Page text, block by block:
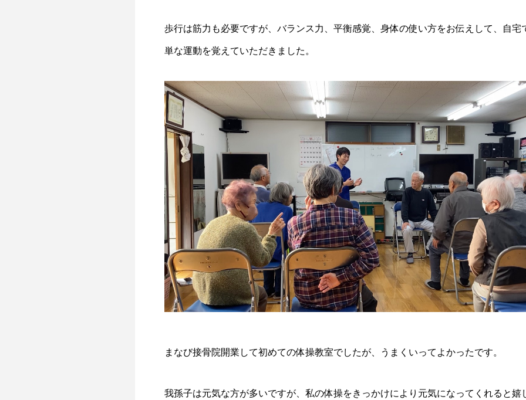
歩行は筋力も必要ですが、バランス力、平衡感覚、身体の使い方をお伝えして、自宅
単な運動を覚えていただきました。
まなび接骨院開業して初めての体操教室でしたが、うまくいってよかったです。
我孫子は元気な方が多いですが、私の体操をきっかけにより元気になってくれると嬉